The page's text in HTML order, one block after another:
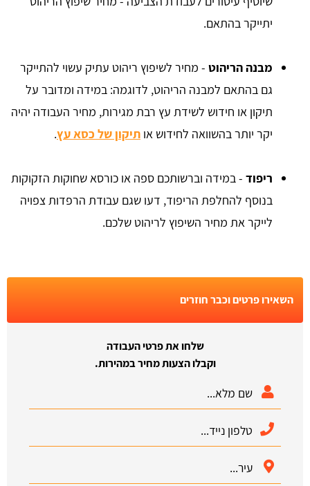
יתייקר בהתאם.
מבנה הריהוט - מחיר לשיפוץ ריהוט עתיק עשוי להתייקר
גם בהתאם למבנה הריהוט, לדוגמה: במידה ומדובר על
תיקון או חידוש לשידת עץ רבת מגירות, מחיר העבודה יהיה
יקר יותר בהשוואה לחידוש או תיקון של כסא עץ.
ריפוד - במידה וברשותכם ספה או כורסא שחוקות הזקוקות
בנוסף להחלפת הריפוד, דעו שגם עבודת הרפדות צפויה
לייקר את מחיר השיפוץ לריהוט שלכם.
השאירו פרטים וכבר חוזרים
שלחו את פרטי העבודה
וקבלו הצעות מחיר במהירות.